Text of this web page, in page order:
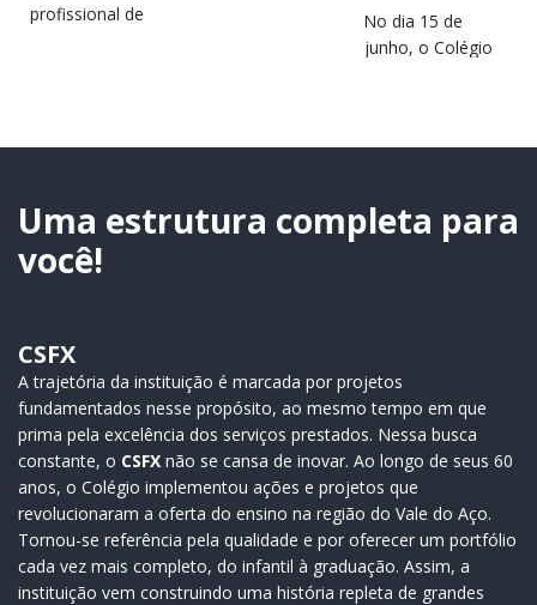
profissional de
próximo dia 2 de
No dia 15 de
junho, o Colégio
de história,
transformação
de…
Uma estrutura completa para
você!
CSFX
A trajetória da instituição é marcada por projetos
fundamentados nesse propósito, ao mesmo tempo em que
prima pela excelência dos serviços prestados. Nessa busca
constante, o CSFX não se cansa de inovar. Ao longo de seus 60
anos, o Colégio implementou ações e projetos que
revolucionaram a oferta do ensino na região do Vale do Aço.
Tornou-se referência pela qualidade e por oferecer um portfólio
cada vez mais completo, do infantil à graduação. Assim, a
instituição vem construindo uma história repleta de grandes